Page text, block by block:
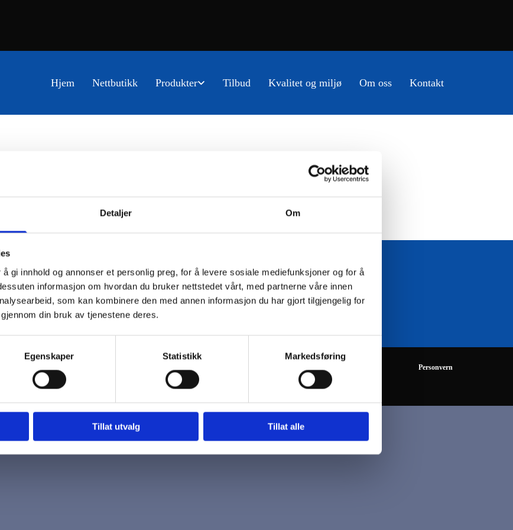
Detaljer Om
gi innhold og annonser et personlig preg, for å levere sosiale mediefunksjoner og for å
informasjon om hvordan du bruker nettstedet vårt, med partnerne våre innen
som kan kombinere den med annen informasjon du har gjort tilgjengelig for
din bruk av tjenestene deres.
Egenskaper Statistikk Markedsføring
Tillat utvalg Tillat alle
Hjem Nettbutikk Produkter Tilbud Kvalitet og miljø Om oss Kontakt
Åpningstider
Personvern